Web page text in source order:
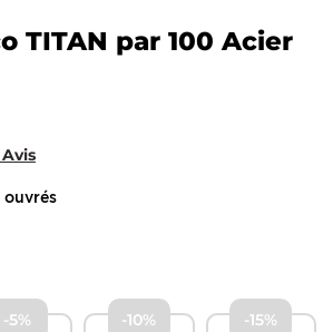
TITAN par 100 Acier
Avis
ouvrés
-5%
-10%
-15%